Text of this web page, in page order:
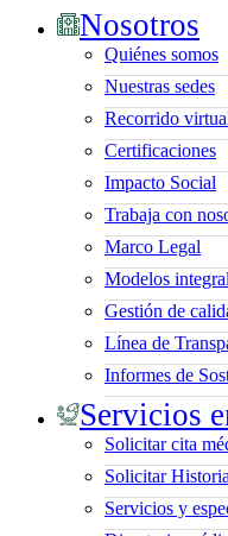
Nosotros
Quiénes somos
Nuestras sedes
Recorrido
Certificaciones
Impacto Social
Trabaja con
Marco Legal
Modelos
Gestión de
Línea de
Informes de
Servicios
Solicitar cita
Solicitar
Servicios y